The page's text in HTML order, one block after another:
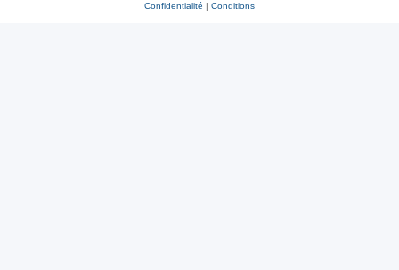
Confidentialité | Conditions